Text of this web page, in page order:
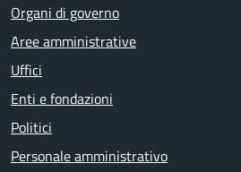
Organi di governo
Aree amministrative
Uffici
Enti e fondazioni
Politici
Personale amministrativo